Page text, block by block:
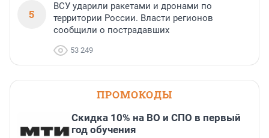
5
ВСУ ударили ракетами и дронами по
территории России. Власти регионов
сообщили о пострадавших
53 249
ПРОМОКОДЫ
Скидка 10% на ВО и СПО в первый
год обучения